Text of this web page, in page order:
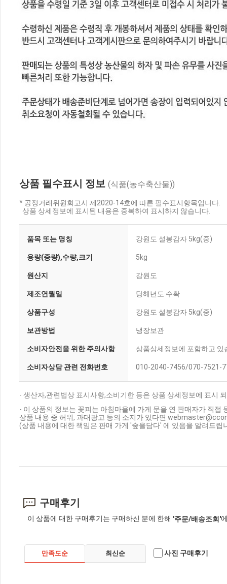
상품 필수표시 정보 (식품(농수축산물))
* 공정거래위원회고시 제2020-14호에 따른 필수표시항목입니다.
상품 상세정보에 표시된 내용은 중복하여 표시하지 않습니다.
품목 또는 명칭 강원도 설봉감자 5kg(중)
용량(중량),수량,크기 5kg
원산지 강원도
제조연월일 당해년도 수확
상품구성 강원도 설봉감자 5kg(중)
보관방법 냉장보관
소비자안전을 위한 주의사항 상품상세정보에 포함하고 있
소비자상담 관련 전화번호 010-2040-7456/070-7521-
- 생산자,관련법상 표시사항,소비기한 등은 상품 상세정보에 표시
- 이 상품의 정보는 꽃피는 아침마을에 가게 문을 연 판매자가 직접
상품 내용 중 허위, 과대광고 등의 소지가 있다면
(상품 내용에 대한 책임은 판매 가게 '숲을담다' 에 있음을 알려드립
구매후기
이 상품에 대한 구매후기는 구매하신 분에 한해 '주문/배송조회'
만족도순 최신순 사진 구매후기